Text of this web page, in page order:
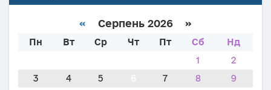
« Серпень 2026 »
Пн Вт Ср Чт Пт Сб
Нд
1
2
3
4 5 7 8
9